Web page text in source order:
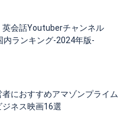
英会話Youtuberチャンネル
内ランキング-2024年版-
者におすすめアマゾンプライム
ジネス映画16選